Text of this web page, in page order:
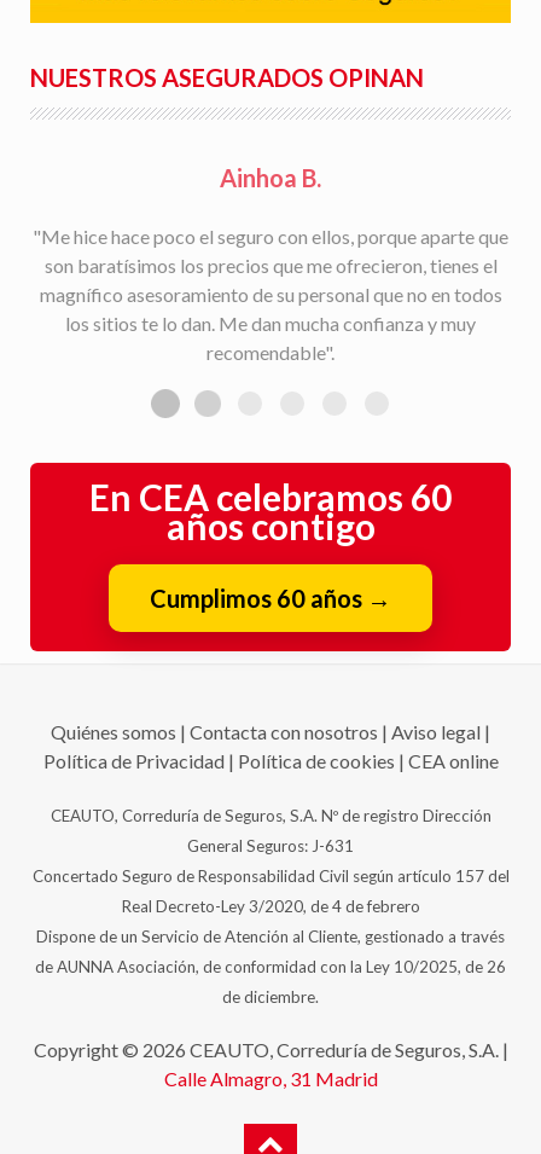
NUESTROS ASEGURADOS OPINAN
Rafael S.
"Facilidad para la tramitación de siniestros, seguimiento
del parte a la aseguradora, y rapidez en la gestión con la
peritación y demás trámites".
En CEA celebramos 60
años contigo
Política de Privacidad|Política de cookies|CEA online
General Seguros: J-631
Concertado Seguro de Responsabilidad Civil según artículo 157 del
Real Decreto-Ley 3/2020, de 4 de febrero
Dispone de un Servicio de Atención al Cliente, gestionado a través
de AUNNA Asociación, de conformidad con la Ley 10/2025, de 26
de diciembre.
Calle Almagro, 31Madrid